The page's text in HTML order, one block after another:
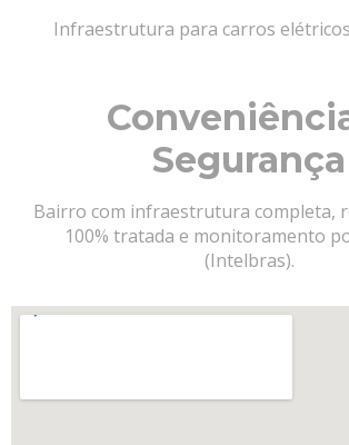
Infraestrutura para carros elétricos
Segurança
Bairro com infraestrutura completa,
100% tratada e monitoramento
(Intelbras).